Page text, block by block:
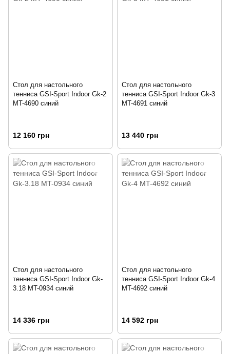
Стол для настольного
тенниса GSI-Sport Indoor Gk-2
MT-4690 синий
12 160 грн
Стол для настольного
тенниса GSI-Sport Indoor Gk-3
MT-4691 синий
13 440 грн
Стол для настольного
тенниса GSI-Sport Indoor Gk-
3.18 MT-0934 синий
14 336 грн
Стол для настольного
тенниса GSI-Sport Indoor Gk-4
MT-4692 синий
14 592 грн